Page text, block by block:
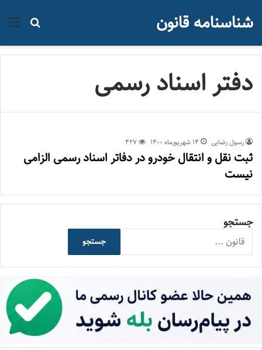
جستجو شناسنامه قانون
دفتر اسناد رسمی
رسول رضایی ۱۴ شهریور‌ماه ۱۴۰۰ 427
ثبت نقل و انتقال خودرو در دفاتر اسناد رسمی الزامی
نیست
جستجو
جستجو